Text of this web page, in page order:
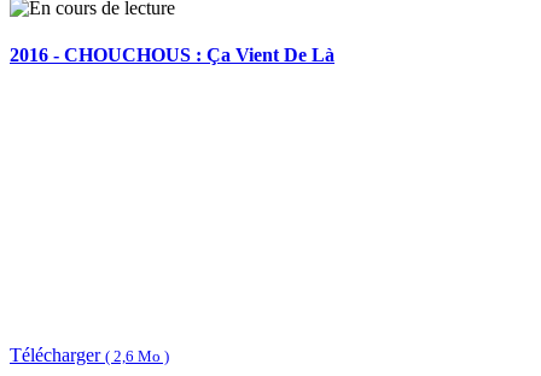
2016 - CHOUCHOUS : Ça Vient De Là
Télécharger ( 2,6 Mo )